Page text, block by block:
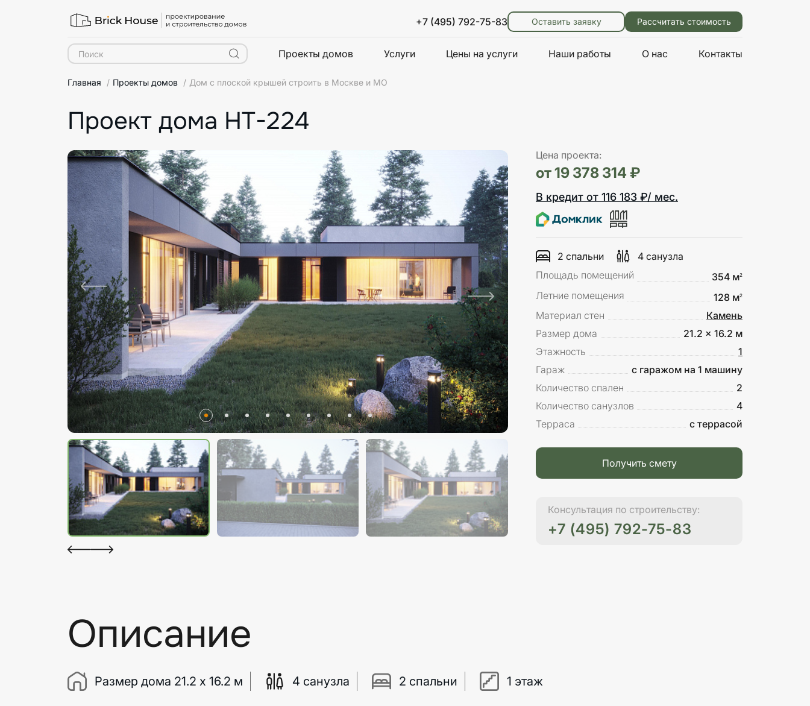
+7 (495) 792-75-83 Оставить заявку Рассчитать стоимость
Проекты домов Услуги Цены на услуги Наши работы О нас Контакты
Главная Проекты домов Дом с плоской крышей строить в Москве и МО
Проект дома HT-224
Цена проекта:
от 19 378 314 ₽
В кредит от 116 183 ₽/ мес.
2 спальни
4 санузла
Площадь помещений
354 м2
Летние помещения 128 м2
Материал стен
Камень
Размер дома
21.2 x 16.2 м
Этажность
1
Гараж
с гаражом на 1 машину
Количество спален
2
Количество санузлов
4
Терраса
с террасой
Получить смету
Консультация по строительству:
+7 (495) 792-75-83
Описание
Размер дома 21.2 x 16.2 м 4 санузла 2 спальни 1 этаж